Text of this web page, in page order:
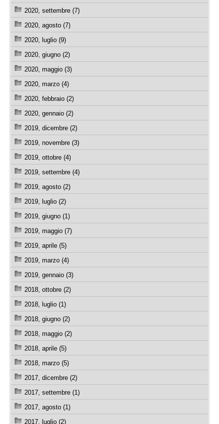
2020, settembre (7)
2020, agosto (7)
2020, luglio (9)
2020, giugno (2)
2020, maggio (3)
2020, marzo (4)
2020, febbraio (2)
2020, gennaio (2)
2019, dicembre (2)
2019, novembre (3)
2019, ottobre (4)
2019, settembre (4)
2019, agosto (2)
2019, luglio (2)
2019, giugno (1)
2019, maggio (7)
2019, aprile (5)
2019, marzo (4)
2019, gennaio (3)
2018, ottobre (2)
2018, luglio (1)
2018, giugno (2)
2018, maggio (2)
2018, aprile (5)
2018, marzo (5)
2017, dicembre (2)
2017, settembre (1)
2017, agosto (1)
2017, luglio (2)